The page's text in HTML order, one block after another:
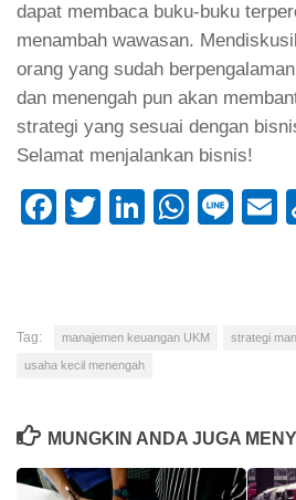
dapat membaca buku-buku
menambah wawasan.
orang yang sudah
dan menengah pun akan
strategi yang sesuai dengan
Selamat menjalankan bisnis!
Facebook
TwitterLinkedIn
Tag: manajemen keuangan UKM strategi
usaha kecil menengah
MUNGKIN ANDA JUGA